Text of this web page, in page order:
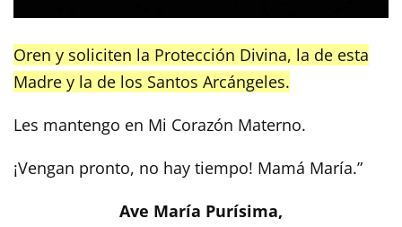
Oren y soliciten la Protección Divina, la de esta
Madre y la de los Santos Arcángeles.
Les mantengo en Mi Corazón Materno.
¡Vengan pronto, no hay tiempo! Mamá María.”
Ave María Purísima,